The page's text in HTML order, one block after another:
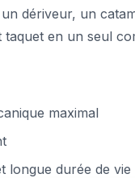
dériveur, un
en un seul
maximal
longue durée de vie